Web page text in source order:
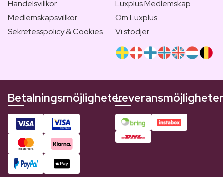
Handelsvillkor
Medlemskapsvillkor
Sekretesspolicy & Cookies
Luxplus Medlemskap
Om Luxplus
Vi stödjer
BetalningsmöjligheterLeveransmöjligheter